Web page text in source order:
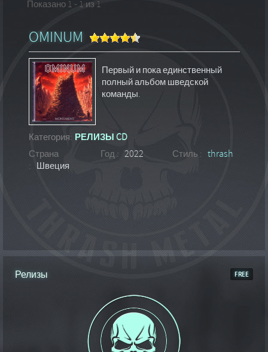
Показано 1 - 1 из 1
OMINUM
Первый и пока единственный
полный альбом шведской
команды.
Категория: РЕЛИЗЫ CD
Страна
:
Швеция
Год : 2022 Стиль : thrash
Релизы